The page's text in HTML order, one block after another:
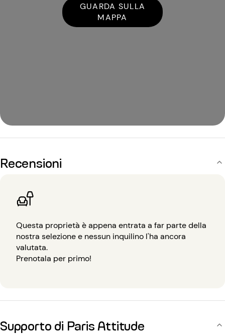
GUARDA SULLA
MAPPA
Recensioni
Questa proprietà è appena entrata a far parte della
nostra selezione e nessun inquilino l'ha ancora
valutata.
Prenotala per primo!
Supporto di Paris Attitude